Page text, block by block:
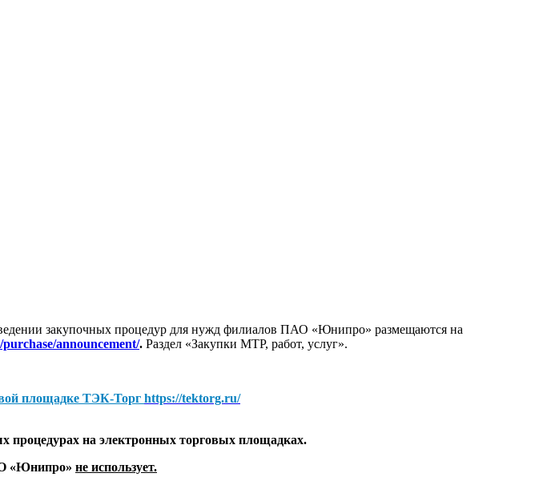
закупочных процедур для нужд филиалов ПАО «Юнипро» размещаются на
announcement/. Раздел «Закупки МТР, работ, услуг».
площадке ТЭК-Торг https://tektorg.ru/
процедурах на электронных торговых площадках.
«Юнипро» не использует.